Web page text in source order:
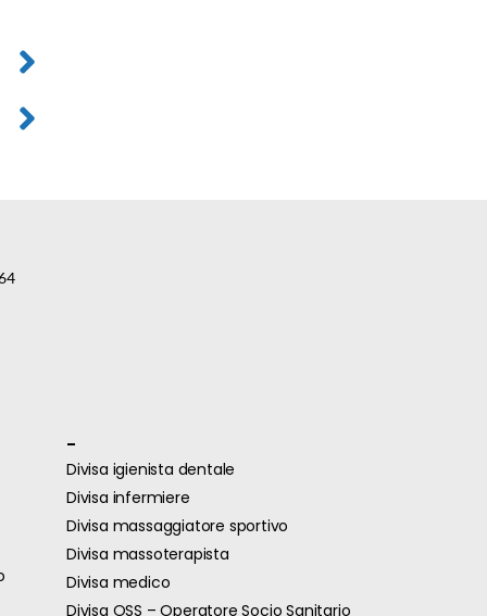
-
Divisa igienista dentale
Divisa infermiere
Divisa massaggiatore sportivo
Divisa massoterapista
Divisa medico
Divisa OSS – Operatore Socio Sanitario